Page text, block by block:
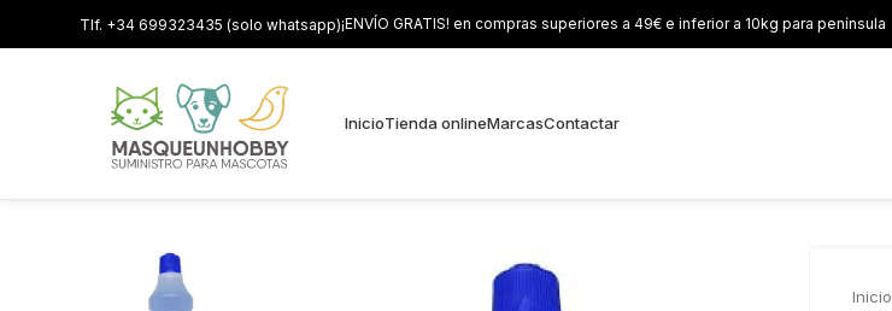
Tlf. +34 699323435 (solo whatsapp)¡ENVÍO GRATIS! en compras superiores a 49€ e inferior a 10kg para península
InicioTienda onlineMarcasContactar
Inicio